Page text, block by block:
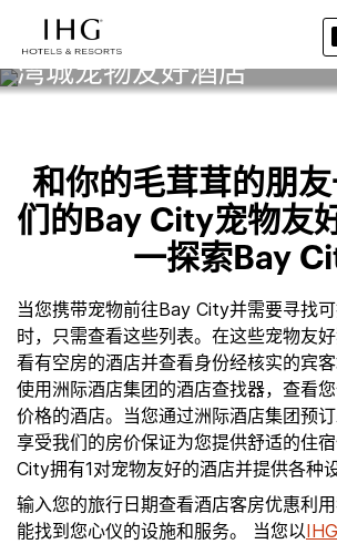
湾城宠物友好酒店
和你的毛茸茸的朋
们的Bay City宠物友
一探索Bay
当您携带宠物前往Bay City并需要寻找
时，只需查看这些列表。在这些宠物友
看有空房的酒店并查看身份经核实的宾客
使用洲际酒店集团的酒店查找器，查看
价格的酒店。当您通过洲际酒店集团预
享受我们的房价保证为您提供舒适的住
City拥有1对宠物友好的酒店并提供各种设
输入您的旅行日期查看酒店客房优惠利
能找到您心仪的设施和服务。 当您以